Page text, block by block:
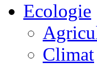
Ecologie
Climat